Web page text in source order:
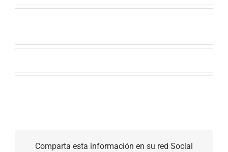
Comparta esta información en su red Social